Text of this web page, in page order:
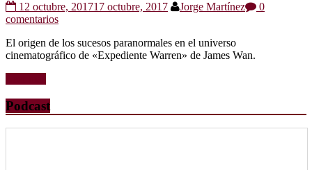
12 octubre, 201717 octubre, 2017 Jorge Martínez
0
comentarios
El origen de los sucesos paranormales en el universo
cinematográfico de «Expediente Warren» de James Wan.
Podcast